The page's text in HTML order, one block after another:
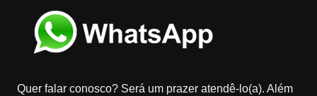
Quer falar conosco? Será um prazer atendê-lo(a). Além